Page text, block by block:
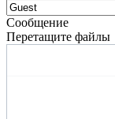
Сообщение
Перетащите файлы